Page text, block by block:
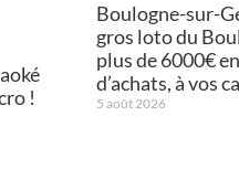
!
Boulogne-sur-
gros loto du
plus de 6000€
d’achats, à vos
5 août 2026